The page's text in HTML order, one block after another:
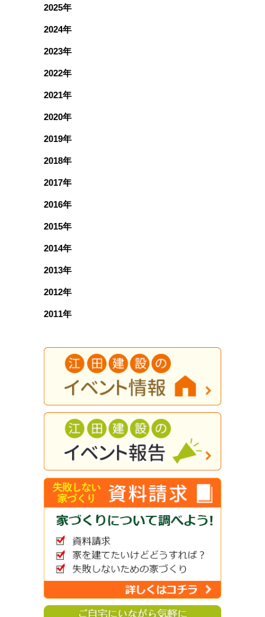
2025年
2024年
2023年
2022年
2021年
2020年
2019年
2018年
2017年
2016年
2015年
2014年
2013年
2012年
2011年